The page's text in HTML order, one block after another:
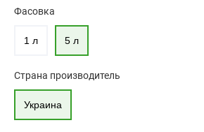
Фасовка
1 л 5 л
Страна производитель
Украина